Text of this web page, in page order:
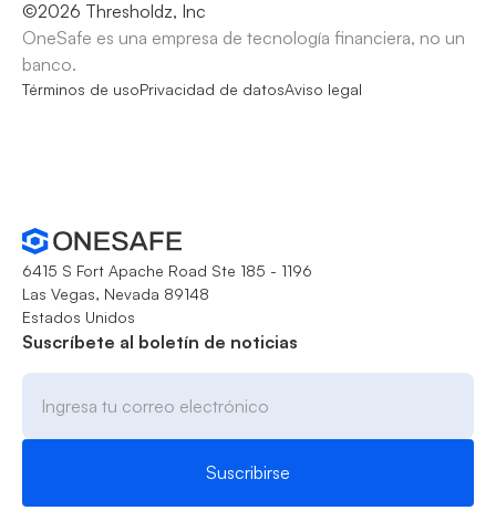
©2026 Thresholdz, Inc
OneSafe es una empresa de tecnología financiera, no un
banco.
Términos de usoPrivacidad de datosAviso legal
6415 S Fort Apache Road Ste 185 - 1196
Las Vegas, Nevada 89148
Estados Unidos
Suscríbete al boletín de noticias